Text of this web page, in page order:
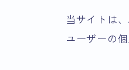
当サイトは
ユーザーの